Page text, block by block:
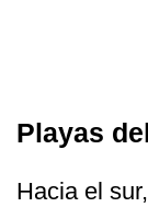
Playas
Hacia el